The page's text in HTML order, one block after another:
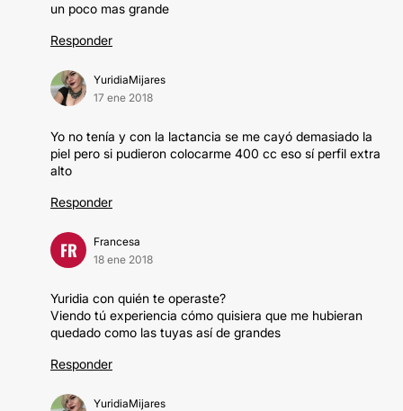
un poco mas grande
Responder
YuridiaMijares
17 ene 2018
Yo no tenía y con la lactancia se me cayó demasiado la
piel pero si pudieron colocarme 400 cc eso sí perfil extra
alto
Responder
FR
Francesa
18 ene 2018
Yuridia con quién te operaste?
Viendo tú experiencia cómo quisiera que me hubieran
quedado como las tuyas así de grandes
Responder
YuridiaMijares